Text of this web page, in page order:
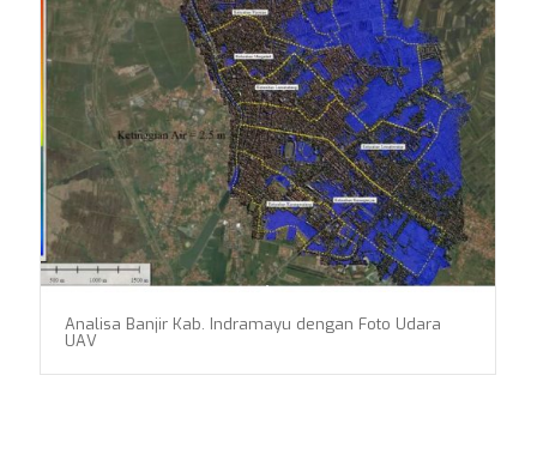
Analisa Banjir Kab. Indramayu dengan Foto Udara
UAV